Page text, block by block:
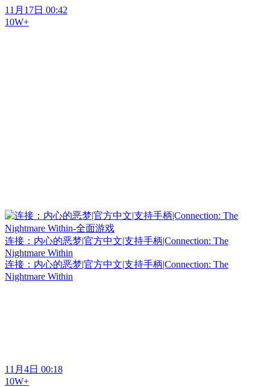
11月17日 00:42
10W+
连接：内心的恶梦|官方中文|支持手柄|Connection: The
Nightmare Within
连接：内心的恶梦|官方中文|支持手柄|Connection: The
Nightmare Within
11月4日 00:18
10W+